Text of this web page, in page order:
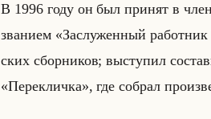
В 1996 году он был при­нят в
зва­ни­ем «Заслуженный
ских сбор­ни­ков; вы­сту­пил
«Перекличка», где со­брал